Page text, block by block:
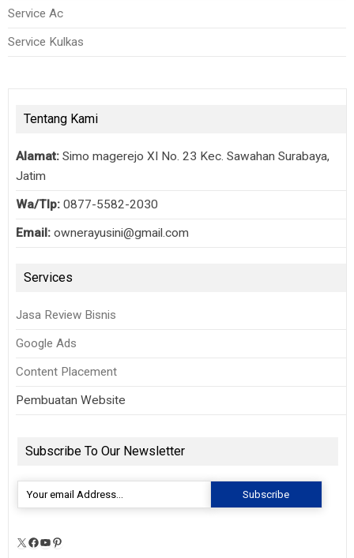
Service Ac
Service Kulkas
Tentang Kami
Alamat:Simo magerejo XI No. 23 Kec. Sawahan Surabaya,
Jatim
Wa/Tlp:0877-5582-2030
Email:ownerayusini@gmail.com
Services
Jasa Review Bisnis
Google Ads
Content Placement
Pembuatan Website
Subscribe To Our Newsletter
X Facebook
YouTube
Pinterest